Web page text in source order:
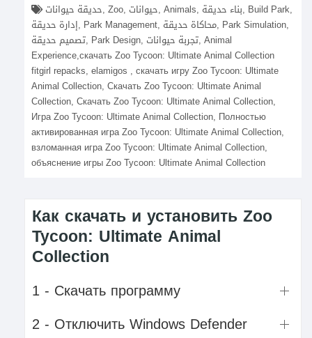
إدارة حديقة, Park Management, محاكاة حديقة, Park Simulation,
تصميم حديقة, Park Design, تجربة حيوانات, Animal
Experience,скачать Zoo Tycoon: Ultimate Animal Collection
fitgirl repacks, elamigos , скачать игру Zoo Tycoon: Ultimate
Animal Collection, Скачать Zoo Tycoon: Ultimate Animal
Collection, Скачать Zoo Tycoon: Ultimate Animal Collection,
Игра Zoo Tycoon: Ultimate Animal Collection, Полностью
активированная игра Zoo Tycoon: Ultimate Animal Collection,
взломанная игра Zoo Tycoon: Ultimate Animal Collection,
объяснение игры Zoo Tycoon: Ultimate Animal Collection
Как скачать и установить Zoo
Tycoon: Ultimate Animal
Collection
1 - Скачать программу
2 - Отключить Windows Defender